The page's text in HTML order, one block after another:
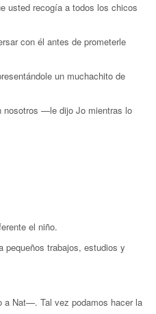
recogía a todos los chicos
con él antes de prometerle
un muchachito de
—le dijo Jo mientras lo
el niño.
trabajos, estudios y
Nat—. Tal vez podamos hacer la